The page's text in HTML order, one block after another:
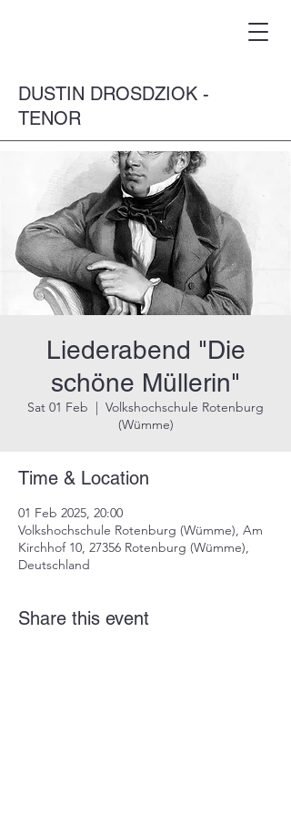
DUSTIN DROSDZIOK -
TENOR
Liederabend "Die
schöne Müllerin"
Sat 01 Feb
  |
Volkshochschule Rotenburg
(Wümme)
Time & Location
01 Feb 2025, 20:00
Volkshochschule Rotenburg (Wümme), Am
Kirchhof 10, 27356 Rotenburg (Wümme),
Deutschland
Share this event